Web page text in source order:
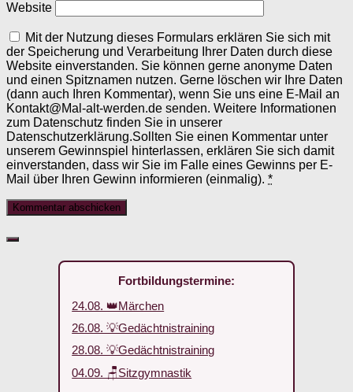
Website
Mit der Nutzung dieses Formulars erklären Sie sich mit
der Speicherung und Verarbeitung Ihrer Daten durch diese
Website einverstanden. Sie können gerne anonyme Daten
und einen Spitznamen nutzen. Gerne löschen wir Ihre Daten
(dann auch Ihren Kommentar), wenn Sie uns eine E-Mail an
Kontakt@Mal-alt-werden.de senden. Weitere Informationen
zum Datenschutz finden Sie in unserer
Datenschutzerklärung.Sollten Sie einen Kommentar unter
unserem Gewinnspiel hinterlassen, erklären Sie sich damit
einverstanden, dass wir Sie im Falle eines Gewinns per E-
Mail über Ihren Gewinn informieren (einmalig). *
Fortbildungstermine:
24.08. 👑Märchen
26.08. 💡Gedächtnistraining
28.08. 💡Gedächtnistraining
04.09. 🪑Sitzgymnastik